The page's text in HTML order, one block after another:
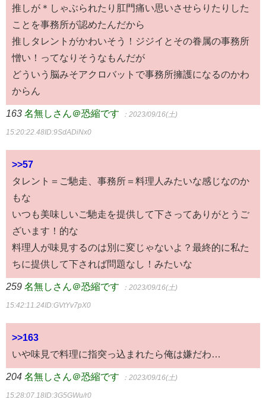
推しが＊しゃぶられたり肛門痛い思いさせらりたりした
ことを事務所が認めたんだから
推しタレントがかわいそう！ジジイとその眷属の事務所
憎い！ってなりそうなもんだが
どういう脳みそアクロバットで事務所擁護になるのかわ
からん
163 名無しさん＠恐縮です ：2023/09/16(土)
15:20:22.48ID:9SdADiNx0
>>57
タレント＝ご馳走、事務所＝料理人みたいな感じなのか
もな
いつも美味しいご馳走を提供して下さってありがとうご
ざいます！的な
料理人が味見するのは別に変じゃないよ？最終的に私た
ちに提供して下されば問題なし！みたいな
259 名無しさん＠恐縮です ：2023/09/16(土)
15:42:11.24ID:GVtYv7pX0
>>163
いや味見で料理に指突っ込まれたら俺は嫌だわ…
204 名無しさん＠恐縮です ：2023/09/16(土)
15:28:07.18ID:3G5GWu/r0